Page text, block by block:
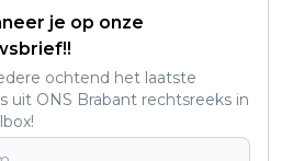
je op onze
ochtend het laatste
uit ONS Brabant rechtsreeks in